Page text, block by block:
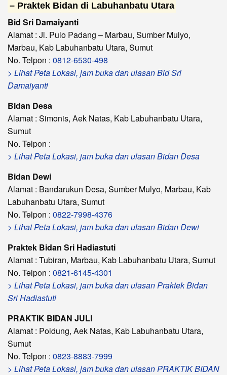
– Praktek Bidan di Labuhanbatu Utara
Bid Sri Damaiyanti
Alamat : Jl. Pulo Padang – Marbau, Sumber Mulyo,
Marbau, Kab Labuhanbatu Utara, Sumut
No. Telpon : 0812-6530-498
> Lihat Peta Lokasi, jam buka dan ulasan Bid Sri
Damaiyanti
Bidan Desa
Alamat : Simonis, Aek Natas, Kab Labuhanbatu Utara,
Sumut
No. Telpon :
> Lihat Peta Lokasi, jam buka dan ulasan Bidan Desa
Bidan Dewi
Alamat : Bandarukun Desa, Sumber Mulyo, Marbau, Kab
Labuhanbatu Utara, Sumut
No. Telpon : 0822-7998-4376
> Lihat Peta Lokasi, jam buka dan ulasan Bidan Dewi
Praktek Bidan Sri Hadiastuti
Alamat : Tubiran, Marbau, Kab Labuhanbatu Utara, Sumut
No. Telpon : 0821-6145-4301
> Lihat Peta Lokasi, jam buka dan ulasan Praktek Bidan
Sri Hadiastuti
PRAKTIK BIDAN JULI
Alamat : Poldung, Aek Natas, Kab Labuhanbatu Utara,
Sumut
No. Telpon : 0823-8883-7999
> Lihat Peta Lokasi, jam buka dan ulasan PRAKTIK BIDAN